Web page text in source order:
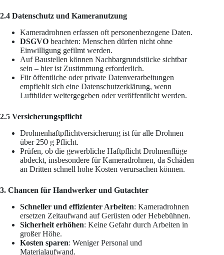
2.4 Datenschutz und Kameranutzung
Kameradrohnen erfassen oft personenbezogene Daten.
DSGVO beachten: Menschen dürfen nicht ohne
Einwilligung gefilmt werden.
Auf Baustellen können Nachbargrundstücke sichtbar
sein – hier ist Zustimmung erforderlich.
Für öffentliche oder private Datenverarbeitungen
empfiehlt sich eine Datenschutzerklärung, wenn
Luftbilder weitergegeben oder veröffentlicht werden.
2.5 Versicherungspflicht
Drohnenhaftpflichtversicherung ist für alle Drohnen
über 250 g Pflicht.
Prüfen, ob die gewerbliche Haftpflicht Drohnenflüge
abdeckt, insbesondere für Kameradrohnen, da Schäden
an Dritten schnell hohe Kosten verursachen können.
3. Chancen für Handwerker und Gutachter
Schneller und effizienter Arbeiten: Kameradrohnen
ersetzen Zeitaufwand auf Gerüsten oder Hebebühnen.
Sicherheit erhöhen: Keine Gefahr durch Arbeiten in
großer Höhe.
Kosten sparen: Weniger Personal und
Materialaufwand.